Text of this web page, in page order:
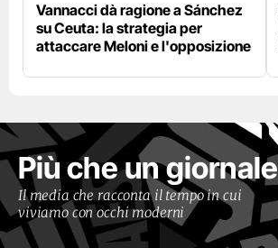
Vannacci dà ragione a Sánchez
su Ceuta: la strategia per
attaccare Meloni e l'opposizione
Più che un giornale
Il media che racconta il tempo in cui
viviamo con occhi moderni